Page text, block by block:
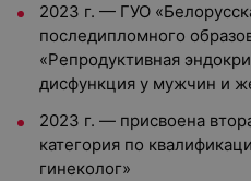
2023 г. — ГУО
последипломного
«Репродуктивная
дисфункция у мужчин и
2023 г. — присвоена
категория по
гинеколог»